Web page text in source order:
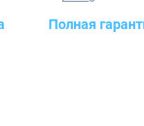
Полная